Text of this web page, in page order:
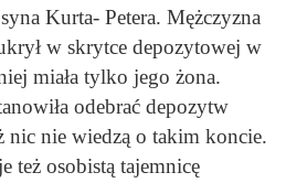
Kurta- Petera. Mężczyzna
w skrytce depozytowej w
miała tylko jego żona.
odebrać depozytw
nic nie wiedzą o takim koncie.
też osobistą tajemnicę